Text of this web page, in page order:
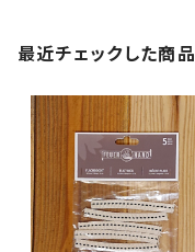
最近チェックした商品